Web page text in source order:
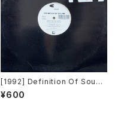
[1992] Definition Of Sound
– What Are You Under [Cha
risma]
¥600